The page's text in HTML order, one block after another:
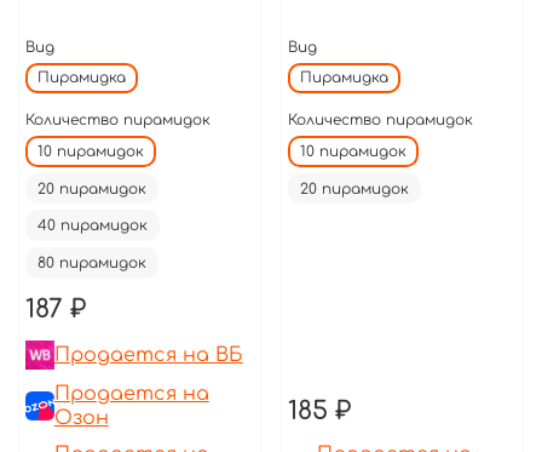
Вид
Пирамидка
Количество пирамидок
10 пирамидок
20 пирамидок
40 пирамидок
80 пирамидок
187 ₽
Продается на ВБ
Продается на
Озон
Вид
Пирамидка
Количество пирамидок
10 пирамидок
20 пирамидок
185 ₽